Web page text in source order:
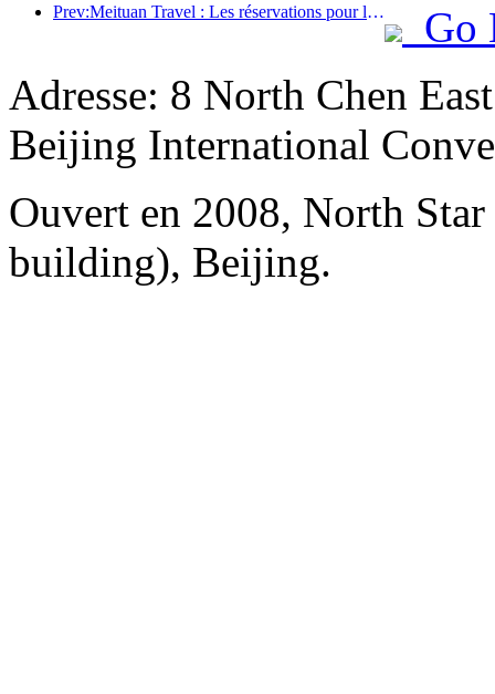
Prev:Meituan Travel : Les réservations pour les hôtels haut de gamme dans les comtés pendant le festival des bateaux-dragons sont très demandées, les familles avec enfants devenant la force principale
Go
Adresse: 8 North Chen
Beijing International
Ouvert en 2008, North
building), Beijing.